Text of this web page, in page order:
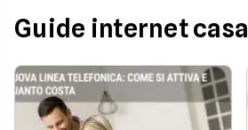
Guide internet casa